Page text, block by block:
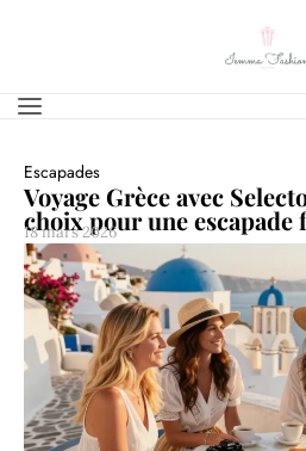
Escapades
Voyage Grèce avec
choix pour une escapade
18 mars 2026